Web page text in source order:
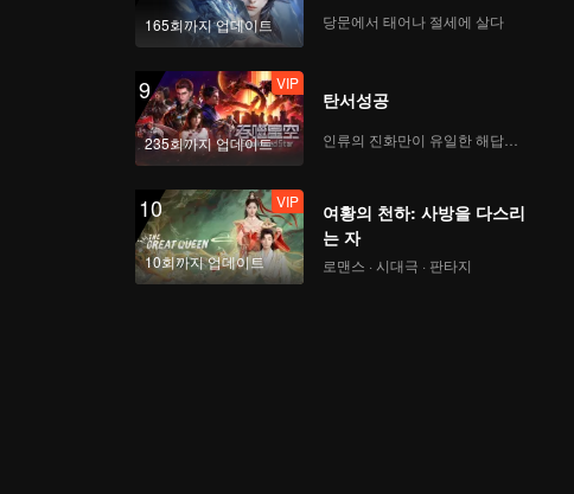
165회까지 업데이트 당문에서 태어나 절세에 살다
9
235회까지 업데이트
VIP
탄서성공
인류의 진화만이 유일한 해답이다
10
10회까지 업데이트
VIP
여황의 천하: 사방을 다스리
는 자
로맨스 · 시대극 · 판타지